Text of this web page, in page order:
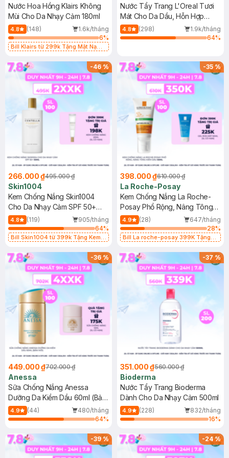
Nước Hoa Hồng Klairs Không
Mùi Cho Da Nhạy Cảm 180ml
4.8 (148)
1.6k/tháng
6%
Bill Klairs từ 299k Tặng Mặt Nạ
25ml (SL Có Hạn)
Nước Tẩy Trang L'Oreal Tươi
Mát Cho Da Dầu, Hỗn Hợp
400ml
4.8 (298)
1.9k/tháng
64%
-46%
266.000 ₫495.000 ₫
Skin1004
Kem Chống Nắng Skin1004
Cho Da Nhạy Cảm SPF 50+
50ml
4.8 (119)
905/tháng
64%
Bill Skin1004 từ 399k Tặng Kem
SPF 50+ 20ml (SL Có Hạn)
-35%
398.000 ₫610.000 ₫
La Roche-Posay
Kem Chống Nắng La Roche-
Posay Phổ Rộng, Nâng Tông
Kiềm Dầu 50ml
4.9 (28)
647/tháng
28%
Bill La roche-posay 399K Tặng
(SL có hạn)
-36%
449.000 ₫702.000 ₫
Anessa
Sữa Chống Nắng Anessa
Dưỡng Da Kiềm Dầu 60ml (Bản
Mới)
4.9 (44)
480/tháng
64%
-37%
351.000 ₫560.000 ₫
Bioderma
Nước Tẩy Trang Bioderma
Dành Cho Da Nhạy Cảm 500ml
4.9 (228)
832/tháng
16%
-39% -24%